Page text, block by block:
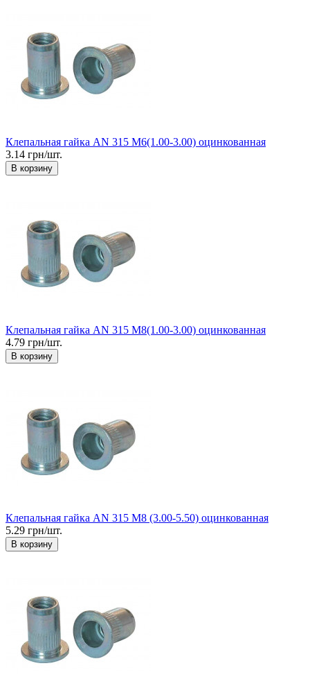
Клепальная гайка AN 315 М6(1.00-3.00) оцинкованная
3.14 грн/шт.
В корзину
Клепальная гайка AN 315 М8(1.00-3.00) оцинкованная
4.79 грн/шт.
В корзину
Клепальная гайка AN 315 М8 (3.00-5.50) оцинкованная
5.29 грн/шт.
В корзину